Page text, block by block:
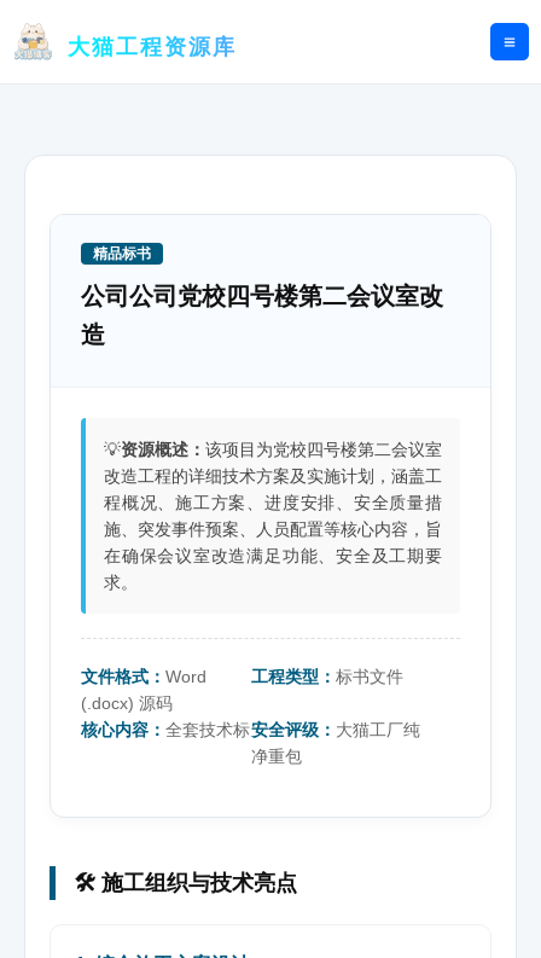
大猫工程资源库
精品标书
公司公司党校四号楼第二会议室改
造
💡资源概述： 该项目为党校四号楼第二会议室
改造工程的详细技术方案及实施计划，涵盖工
程概况、施工方案、进度安排、安全质量措
施、突发事件预案、人员配置等核心内容，旨
在确保会议室改造满足功能、安全及工期要
求。
文件格式： Word
(.docx) 源码
工程类型：标书文件
核心内容： 全套技术标安全评级： 大猫工厂纯
净重包
🛠️ 施工组织与技术亮点